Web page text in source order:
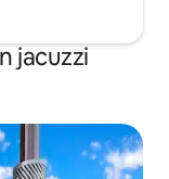
jacuzzi